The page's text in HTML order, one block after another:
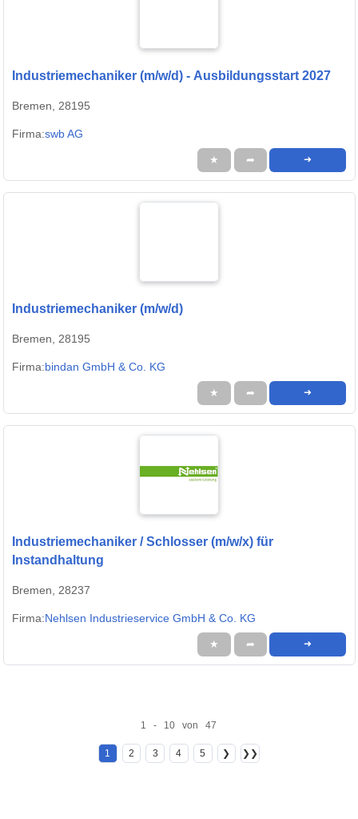
Industriemechaniker (m/w/d) - Ausbildungsstart 2027
Bremen, 28195
Firma:swb AG
★ ➦ ➜
Industriemechaniker (m/w/d)
Bremen, 28195
Firma:bindan GmbH & Co. KG
★ ➦ ➜
Industriemechaniker / Schlosser (m/w/x) für
Instandhaltung
Bremen, 28237
Firma:Nehlsen Industrieservice GmbH & Co. KG
★ ➦ ➜
1 - 10 von 47
1 2 3 4 5 ❯ ❯❯